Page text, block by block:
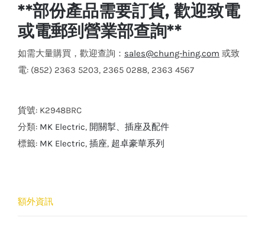
**部份產品需要訂貨, 歡迎致電
或電郵到營業部查詢**
如需大量購買，歡迎查詢： sales@chung-hing.com 或致
電: (852) 2363 5203, 2365 0288, 2363 4567
貨號: K2948BRC
分類: MK Electric, 開關掣、插座及配件
標籤: MK Electric, 插座, 超卓豪華系列
額外資訊